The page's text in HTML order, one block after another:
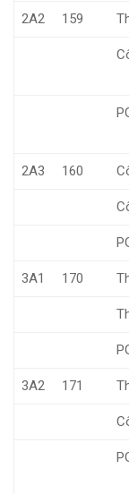
2A2 159
2A3 160
3A1 170
3A2 171